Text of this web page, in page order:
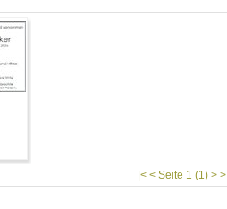
|< < Seite 1 (1) > >|